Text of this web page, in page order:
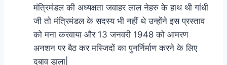
मंत्रिमंडल की अध्यक्षता जवाहर लाल नेहरु के हाथ थी गांधी
जी तो मंत्रिमंडल के सदस्य भी नहीं थे उन्होंने इस प्रस्ताव
को मना करवाया और 13 जनवरी 1948 को आमरण
अनशन पर बैठ कर मस्जिदों का पुनर्निर्माण करने के लिए
दबाव डाला|